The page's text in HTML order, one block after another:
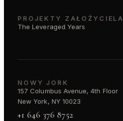
PROJEKTY ZAŁOŻYCIELA
The Leveraged Years
NOWY JORK
157 Columbus Avenue, 4th Floor
New York, NY 10023
+1 646 376 8752